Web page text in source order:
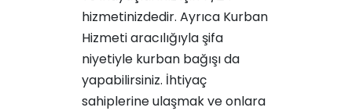
hizmetinizdedir. Ayrıca Kurban
Hizmeti aracılığıyla şifa
niyetiyle kurban bağışıda
yapabilirsiniz. İhtiyaç
sahiplerine ulaşmak ve onlara